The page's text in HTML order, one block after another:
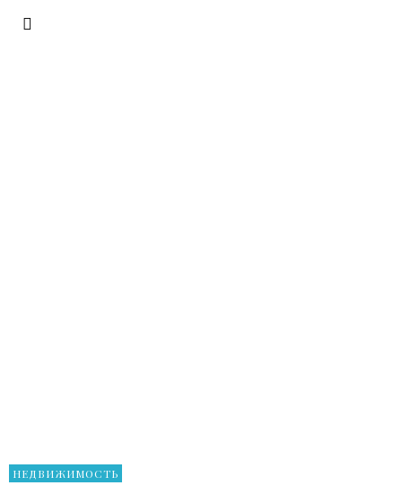
НЕДВИЖИМОСТЬ